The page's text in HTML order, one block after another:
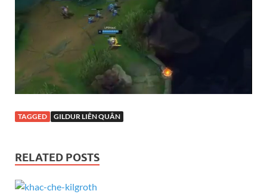
TAGGED GILDUR LIÊN QUÂN
RELATED POSTS